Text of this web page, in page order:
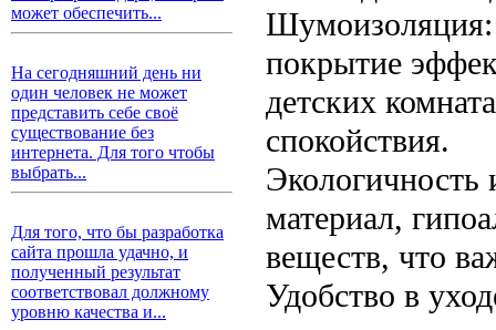
может обеспечить...
На сегодняшний день ни
один человек не может
представить себе своё
существование без
интернета. Для того чтобы
выбрать...
Для того, что бы разработка
сайта прошла удачно, и
полученный результат
соответствовал должному
уровню качества и...
Шумоизоляция:
покрытие
детских
спокойствия.
Экологичность
материал,
веществ, что
Удобство в